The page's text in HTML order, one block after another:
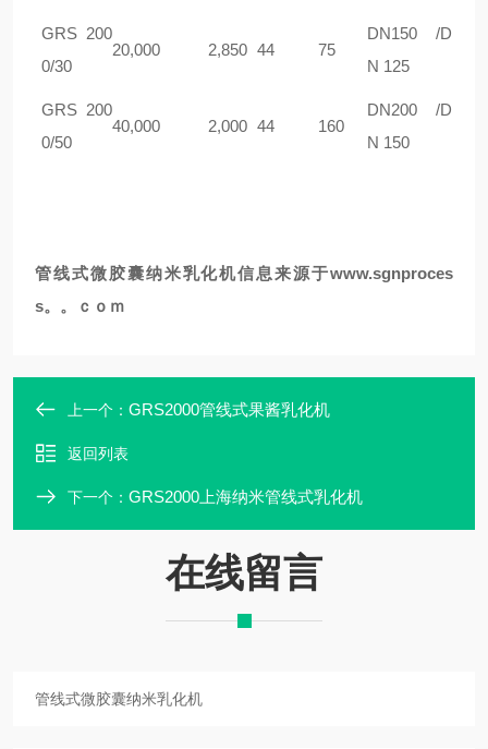
GRS 200
0/30
20,000 2,850 44 75
DN150 /D
N 125
GRS 200
0/50
40,000 2,000 44 160
DN200 /D
N 150
管线式微胶囊纳米乳化机信息来源于www.sgnproces
s。。ｃｏｍ
上一个： GRS2000管线式果酱乳化机
返回列表
下一个： GRS2000上海纳米管线式乳化机
在线留言